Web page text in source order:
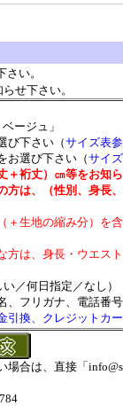
さい。
せ下さい。
ージュ」
び下さい（サイズ表
お選び下さい（サイ
＋裄丈）㎝等をお知
方は、（性別、身長
生地の縮み分）を含
は、身長・ウエス
い／何日指定／なし）
、フリガナ、電話番号
引換、クレジットカ
場合は、直接「